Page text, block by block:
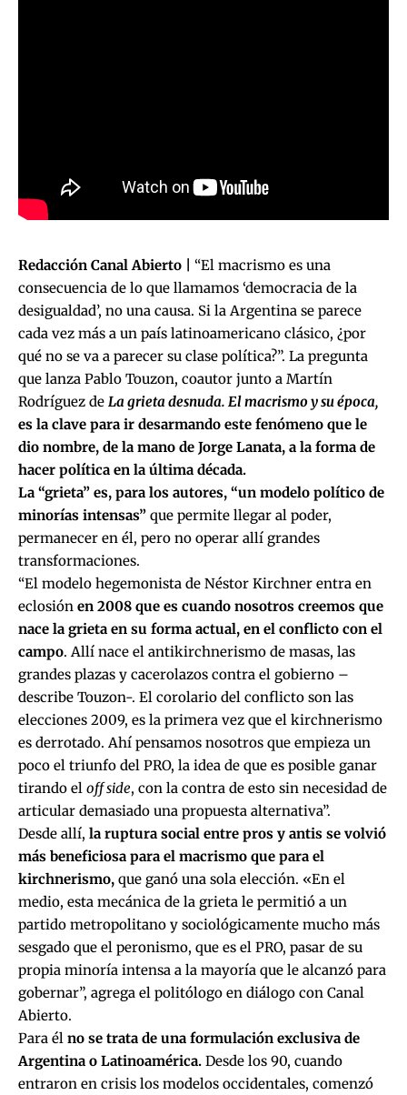
Redacción Canal Abierto |
“El macrismo es una
consecuencia de lo que llamamos ‘democracia de la
desigualdad’, no una causa. Si la Argentina se parece
cada vez más a un país latinoamericano clásico, ¿por
qué no se va a parecer su clase política?”. La pregunta
que lanza Pablo Touzon, coautor junto a Martín
Rodríguez de La grieta desnuda. El macrismo y su época,
es la clave para ir desarmando este fenómeno que le
dio nombre, de la mano de Jorge Lanata, a la forma de
hacer política en la última década.
La “grieta” es, para los autores, “un modelo político de
minorías intensas” que permite llegar al poder,
permanecer en él, pero no operar allí grandes
transformaciones.
“El modelo hegemonista de Néstor Kirchner entra en
eclosión en 2008 que es cuando nosotros creemos que
nace la grieta en su forma actual, en el conflicto con el
campo. Allí nace el antikirchnerismo de masas, las
grandes plazas y cacerolazos contra el gobierno –
describe Touzon-. El corolario del conflicto son las
elecciones 2009, es la primera vez que el kirchnerismo
es derrotado. Ahí pensamos nosotros que empieza un
poco el triunfo del PRO, la idea de que es posible ganar
tirando el off side, con la contra de esto sin necesidad de
articular demasiado una propuesta alternativa”.
Desde allí, la ruptura social entre pros y antis se volvió
más beneficiosa para el macrismo que para el
kirchnerismo, que ganó una sola elección. «En el
medio, esta mecánica de la grieta le permitió a un
partido metropolitano y sociológicamente mucho más
sesgado que el peronismo, que es el PRO, pasar de su
propia minoría intensa a la mayoría que le alcanzó para
gobernar”, agrega el politólogo en diálogo con Canal
Abierto.
Para él no se trata de una formulación exclusiva de
Argentina o Latinoamérica. Desde los 90, cuando
entraron en crisis los modelos occidentales, comenzó